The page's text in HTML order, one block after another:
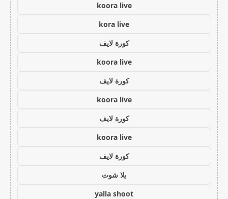
koora live
kora live
كورة لايف
koora live
كورة لايف
koora live
كورة لايف
koora live
كورة لايف
يلا شوت
yalla shoot